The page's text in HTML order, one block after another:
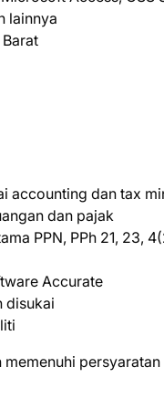
lainnya
accounting dan tax
dan pajak
PPN, PPh 21, 23,
Accurate
disukai
реrѕуаrаtаn